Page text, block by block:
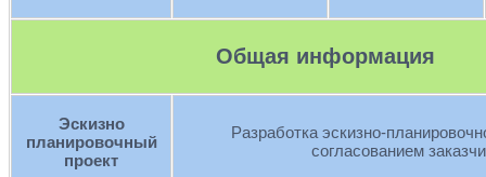
Общая информация
Эскизно
планировочный
проект
Разработка эскизно-
согласованием